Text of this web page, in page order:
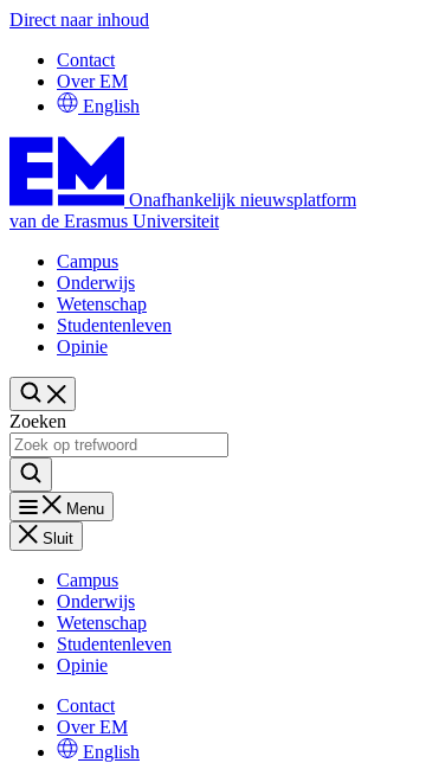
Direct naar inhoud
Contact
Over EM
English
Onafhankelijk nieuwsplatform
van de Erasmus Universiteit
Campus
Onderwijs
Wetenschap
Studentenleven
Opinie
Zoeken
Menu
Sluit
Campus
Onderwijs
Wetenschap
Studentenleven
Opinie
Contact
Over EM
English